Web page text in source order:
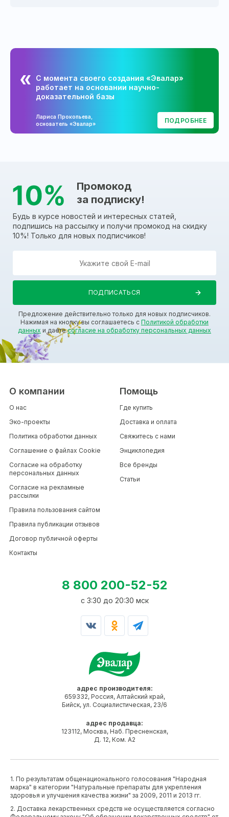
С момента своего создания «Эвалар»
работает на основании научно-
доказательной базы
Лариса Прокопьева,
основатель «Эвалар»
ПОДРОБНЕЕ
Промокод
за подписку!
Будь в курсе новостей и интересных статей,
подпишись на рассылку и получи промокод на скидку
10%! Только для новых подписчиков!
Предложение действительно только для новых подписчиков.
Нажимая на кнопку вы соглашаетесь с Политикой обработки
данных и даетесогласие на обработку персональных данных
адрес производителя:
659332, Россия, Алтайский край,
Бийск, ул. Социалистическая, 23/6
адрес продавца:
123112, Москва, Наб. Пресненская,
Д. 12, Ком. А2
О компании
О нас
Эко-проекты
Политика обработки данных
Соглашение о файлах Cookie
Согласие на обработку
персональных данных
Согласие на рекламные
рассылки
Правила пользования сайтом
Правила публикации отзывов
Договор публичной оферты
Контакты
Помощь
Где купить
Доставка и оплата
Свяжитесь с нами
Энциклопедия
Все бренды
Статьи
8 800 200-52-52
c 3:30 до 20:30 мск
1. По результатам общенационального голосования "Народная
марка" в категории "Натуральные препараты для укрепления
здоровья и улучшения качества жизни" за 2009, 2011 и 2013 гг.
2. Доставка лекарственных средств не осуществляется согласно